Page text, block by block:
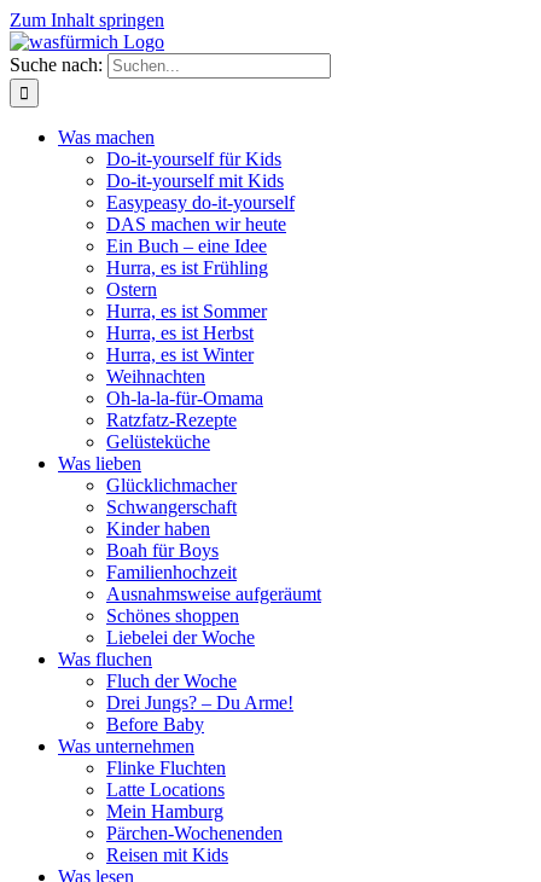
Zum Inhalt springen
Suche nach:
Was machen
Do-it-yourself für Kids
Do-it-yourself mit Kids
Easypeasy do-it-yourself
DAS machen wir heute
Ein Buch – eine Idee
Hurra, es ist Frühling
Ostern
Hurra, es ist Sommer
Hurra, es ist Herbst
Hurra, es ist Winter
Weihnachten
Oh-la-la-für-Omama
Ratzfatz-Rezepte
Gelüsteküche
Was lieben
Glücklichmacher
Schwangerschaft
Kinder haben
Boah für Boys
Familienhochzeit
Ausnahmsweise aufgeräumt
Schönes shoppen
Liebelei der Woche
Was fluchen
Fluch der Woche
Drei Jungs? – Du Arme!
Before Baby
Was unternehmen
Flinke Fluchten
Latte Locations
Mein Hamburg
Pärchen-Wochenenden
Reisen mit Kids
Was lesen